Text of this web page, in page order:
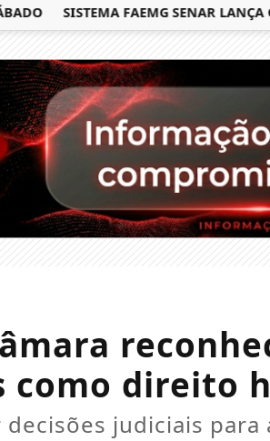
SISTEMA FAEMG SENAR LANÇA O
como direito
judiciais